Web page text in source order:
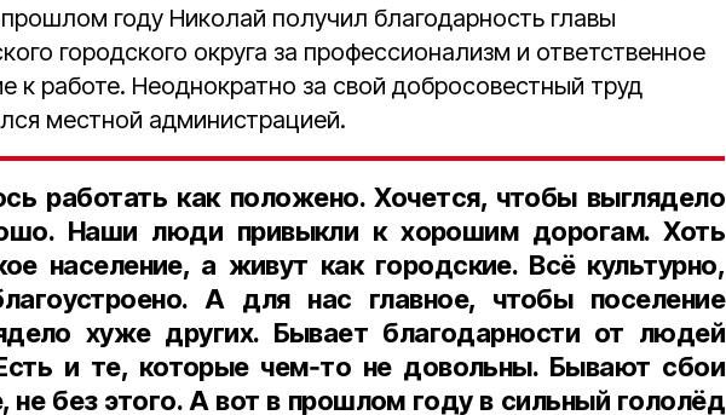
году Николай получил благодарность главы
городского округа за профессионализм и ответственное
к работе. Неоднократно за свой добросовестный труд
местной администрацией.
работать как положено. Хочется, чтобы выглядело
Наши люди привыкли к хорошим дорогам. Хоть
население, а живут как городские. Всё культурно,
А для нас главное, чтобы поселение
хуже других. Бывает благодарности от людей
и те, которые чем‑то не довольны. Бывают сбои
не без этого. А вот в прошлом году в сильный гололёд